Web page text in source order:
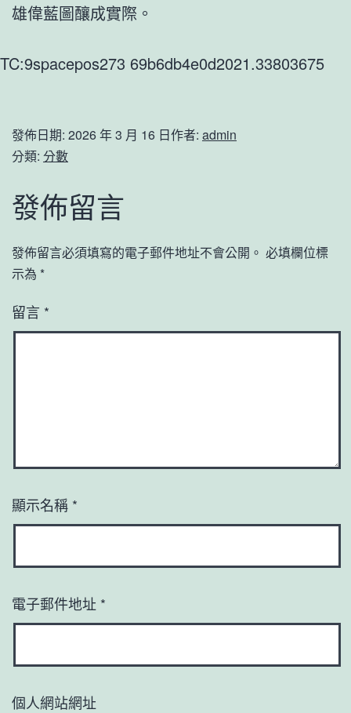
雄偉藍圖釀成實際。
TC:9spacepos273 69b6db4e0d2021.33803675
發佈日期: 2026 年 3 月 16 日作者: admin
分類: 分數
發佈留言
發佈留言必須填寫的電子郵件地址不會公開。 必填欄位標
示為 *
留言 *
顯示名稱 *
電子郵件地址 *
個人網站網址